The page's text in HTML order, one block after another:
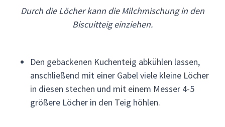
Durch die Löcher kann die Milchmischung in den
Biscuitteig einziehen.
Den gebackenen Kuchenteig abkühlen lassen,
anschließend mit einer Gabel viele kleine Löcher
in diesen stechen und mit einem Messer 4-5
größere Löcher in den Teig höhlen.